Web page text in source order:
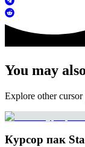
You may
Explore other
Курсор пак